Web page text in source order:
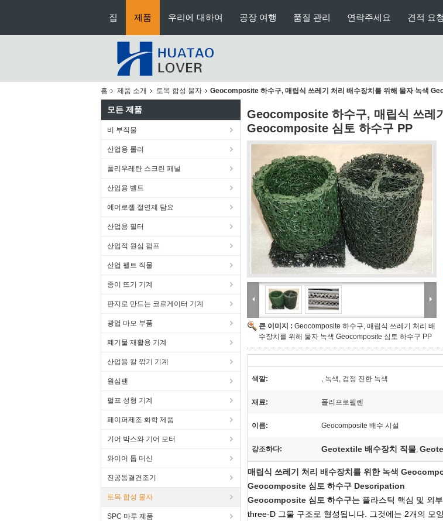
집 제품 우리에 대하여 공장 여행 품질 관리 연락주세요 견적 요청
홈 제품 소개 토목 합성 물자 Geocomposite 하수구, 매립식 쓰레기 처리 배수장치를 위해 물자 녹색
모든 제품
비 부직물
산업용 롤러
폴리우레탄 스크린 패널
산업용 벨트
에어로젤 절연제 담요
산업용 필터
산업적 원심 펌프
산업 펠트 직물
종이 뜨기 기계
판지로 만드는 코르게이터 기계
광업 마모 부품
폐기물 재활용 기계
산업용 칼 깎기 기계
원심팬
펄프 성형 기계
페이퍼제조 화학 제품
기어 박스와 기어 모터
와이어 톱 머신
진공동결건조기
토목 합성 물자
SPC 마루 제품
Geocomposite 하수구, 매립식 쓰레
Geocomposite 심토 하수구 PP
큰 이미지 : Geocomposite 하수구, 매립식 쓰레기 처리 배
수장치를 위해 물자 녹색 Geocomposite 심토 하수구 PP
색깔: , 녹색, 검정 진한 녹색
재료: 폴리프로필렌
이름: Geocomposite 배수 시설
강조하다: Geotextile 배수장치 직물,
매립식 쓰레기 처리 배수장치를 위한 녹색
Geocomposite 심토 하수구 Descripation
Geocomposite 심토 하수구는 플라스틱 핵심 및 외
three-D 그물 구조로 형성됩니다. 그것에는 2개의 모